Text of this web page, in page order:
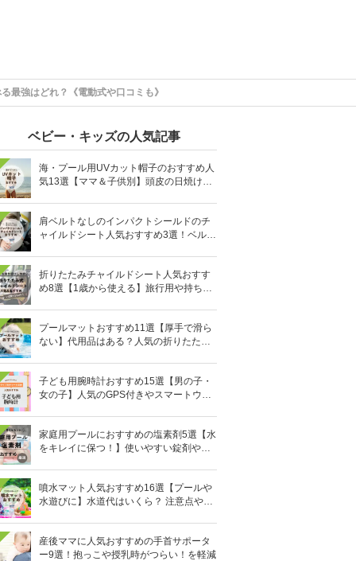
最強はどれ？《電動式や口コミも》
ベビー・キッズの人気記事
海・プール用UVカット帽子のおすすめ人
気13選【ママ＆子供別】頭皮の日焼け対
肩ベルトなしのインパクトシールドのチ
ャイルドシート人気おすすめ3選！ベルト
折りたたみチャイルドシート人気おすす
め8選【1歳から使える】旅行用や持ち運
プールマットおすすめ11選【厚手で滑ら
ない】代用品はある？人気の折りたたみ
子ども用腕時計おすすめ15選【男の子・
女の子】人気のGPS付きやスマートウォ
家庭用プールにおすすめの塩素剤5選【水
をキレイに保つ！】使いやすい錠剤やパ
噴水マット人気おすすめ16選【プールや
水遊びに】水道代はいくら？ 注意点やデ
産後ママに人気おすすめの手首サポータ
ー9選！抱っこや授乳時がつらい！を軽減